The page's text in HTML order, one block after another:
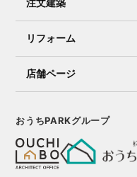
注文建築
リフォーム
店舗ページ
おうちPARKグループ